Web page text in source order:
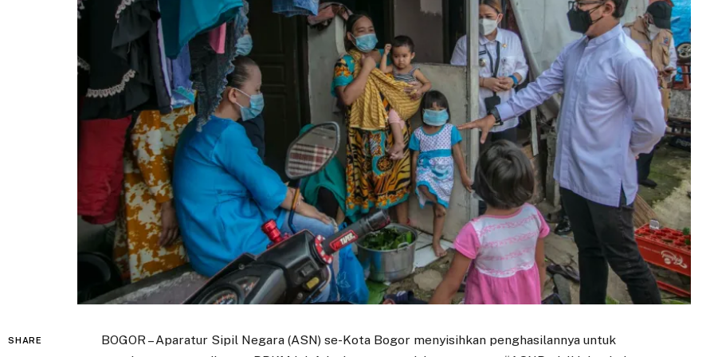
SHARE
BOGOR – Aparatur Sipil Negara (ASN) se-Kota Bogor menyisihkan penghasilannya untuk